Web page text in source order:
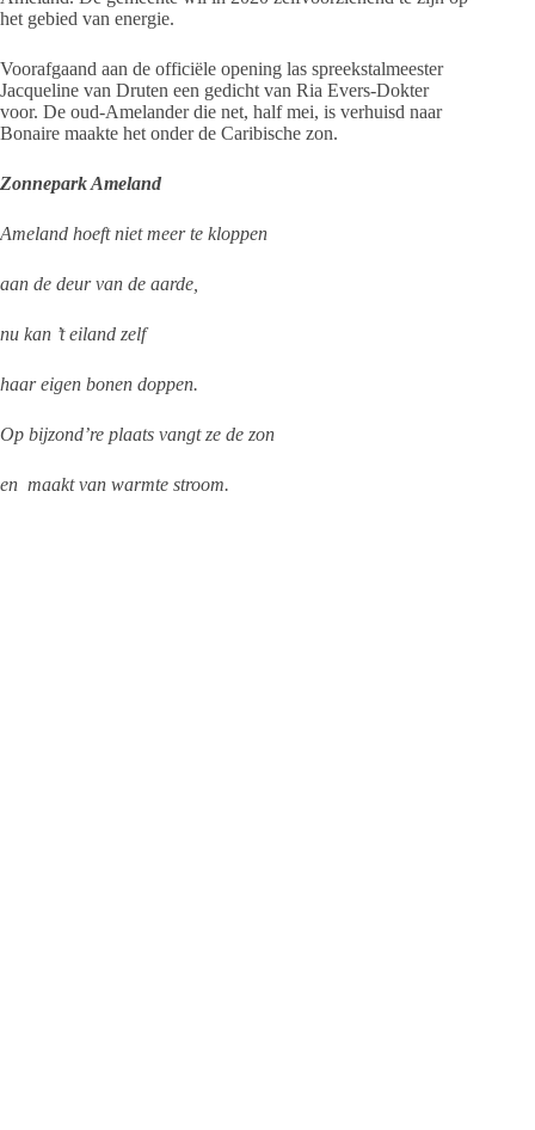
het gebied van energie.
Voorafgaand aan de officiële opening las spreekstalmeester
Jacqueline van Druten een gedicht van Ria Evers-Dokter
voor. De oud-Amelander die net, half mei, is verhuisd naar
Bonaire maakte het onder de Caribische zon.
Zonnepark Ameland
Ameland hoeft niet meer te kloppen
aan de deur van de aarde,
nu kan ’t eiland zelf
haar eigen bonen doppen.
Op bijzond’re plaats vangt ze de zon
en maakt van warmte stroom.